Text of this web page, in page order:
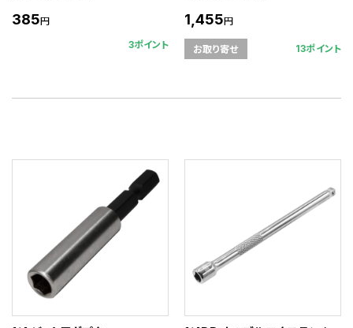
385円
3ポイント
1,455円
お取り寄せ 13ポイント